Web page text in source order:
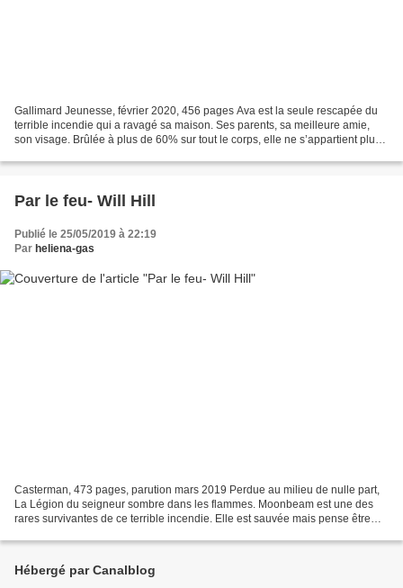
Gallimard Jeunesse, février 2020, 456 pages Ava est la seule rescapée du
terrible incendie qui a ravagé sa maison. Ses parents, sa meilleure amie,
son visage. Brûlée à plus de 60% sur tout le corps, elle ne s’appartient plus.
Par le feu- Will Hill
Publié le 25/05/2019 à 22:19
Par heliena-gas
Casterman, 473 pages, parution mars 2019 Perdue au milieu de nulle part,
La Légion du seigneur sombre dans les flammes. Moonbeam est une des
rares survivantes de ce terrible incendie. Elle est sauvée mais pense être
Hébergé par Canalblog